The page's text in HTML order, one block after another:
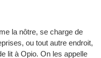
la nôtre, se charge de
ou tout autre endroit,
lit à Opio. On les appelle